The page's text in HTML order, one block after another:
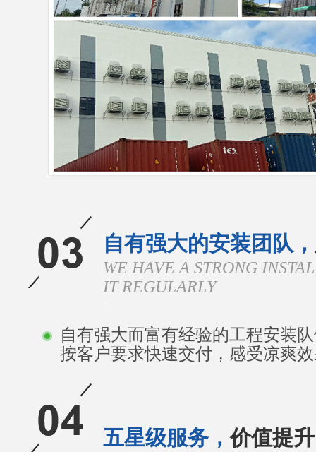
自有强大的安装团队，
WE HAVE A STRONG
IT REGULARLY
自有强大而富有经验的工程安装
按客户要求快速交付，感受凉爽
五星级服务，价值提升